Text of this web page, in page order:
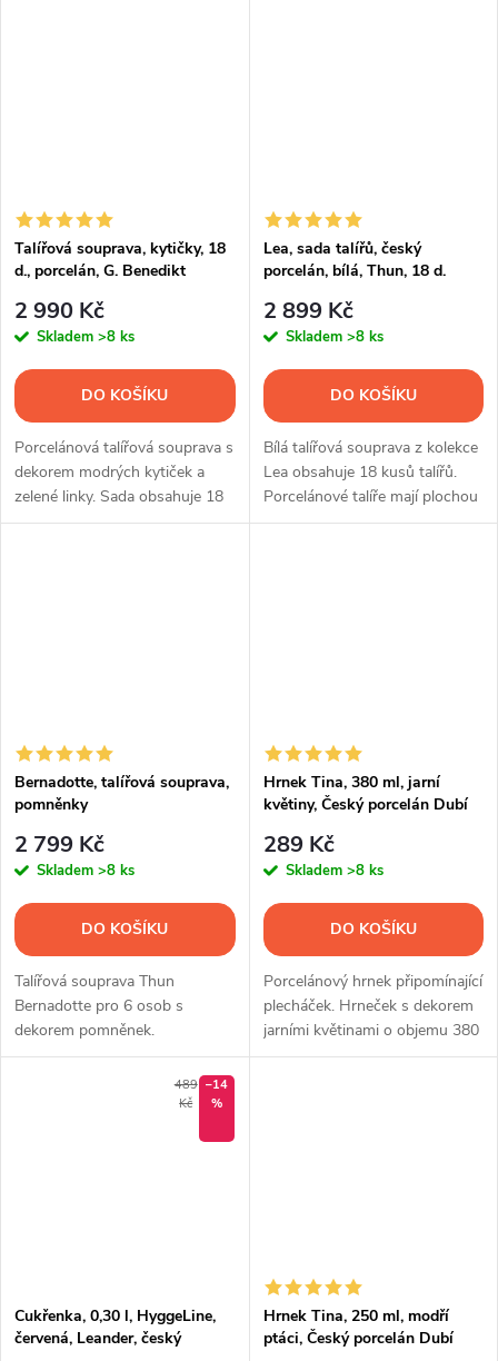
Talířová souprava, kytičky, 18
d., porcelán, G. Benedikt
2 990 Kč
Skladem >8 ks
DO KOŠÍKU
Porcelánová talířová souprava s
dekorem modrých kytiček a
zelené linky. Sada obsahuje 18
ks talířů.
Lea, sada talířů, český
porcelán, bílá, Thun, 18 d.
2 899 Kč
Skladem >8 ks
DO KOŠÍKU
Bílá talířová souprava z kolekce
Lea obsahuje 18 kusů talířů.
Porcelánové talíře mají plochou
základnu a jemně vroubkované
Bernadotte, talířová souprava,
pomněnky
2 799 Kč
Skladem >8 ks
DO KOŠÍKU
Talířová souprava Thun
Bernadotte pro 6 osob s
dekorem pomněnek.
Hrnek Tina, 380 ml, jarní
květiny, Český porcelán Dubí
289 Kč
Skladem >8 ks
DO KOŠÍKU
Porcelánový hrnek připomínající
plecháček. Hrneček s dekorem
jarními květinami o objemu 380
ml.
489
Kč
–14
%
Cukřenka, 0,30 l, HyggeLine,
červená, Leander, český
Hrnek Tina, 250 ml, modří
ptáci, Český porcelán Dubí